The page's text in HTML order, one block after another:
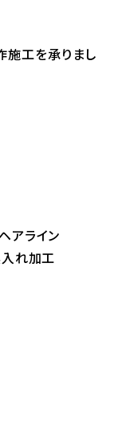
施工を承りまし
ライン
れ加工